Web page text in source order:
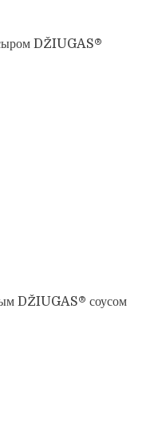
сыром DŽIUGAS®
DŽIUGAS® соусом